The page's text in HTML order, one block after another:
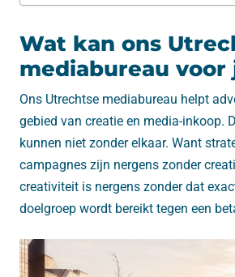
Wat kan ons
mediabureau voor
Ons Utrechtse mediabureau helpt
gebied van creatie en media-inkoop.
kunnen niet zonder elkaar. Want
campagnes zijn nergens zonder
creativiteit is nergens zonder dat
doelgroep wordt bereikt tegen een